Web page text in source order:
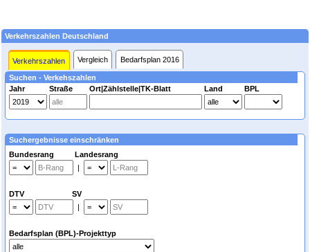
Verkehrszahlen Deutschland
Verkehrszahlen Vergleich Bedarfsplan 2016
Suchen - Verkehszahlen
Jahr
Straße Ort|Zählstelle|TK-Blatt Land BPL
Suchergebnisse einschränken
Bundesrang Landesrang
|
DTV SV
|
Bedarfsplan (BPL)-Projekttyp